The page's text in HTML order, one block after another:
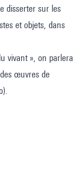
disserter sur les
et objets, dans
vivant », on parlera
œuvres de